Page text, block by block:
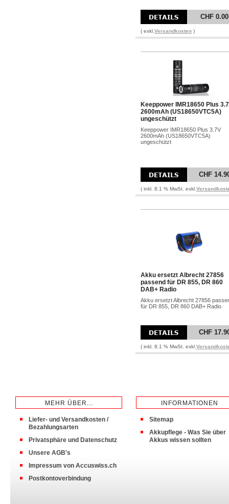
CHF 0.00
( exkl. Versandkosten )
Keeppower IMR18650 Plus
2600mAh (US18650VTC5A)
ungeschützt
Keeppower IMR18650 Plus 3.7V
2600mAh (US18650VTC5A)
ungeschützt
CHF
( inkl. 8.1 % MwSt. exkl.
Akku ersetzt Albrecht 27856
passend für DR 855, DR 860
DAB+ Radio
Akku ersetzt Albrecht 27856
für DR 855, DR 860 DAB+ Radio
CHF
( inkl. 8.1 % MwSt. exkl.
MEHR ÜBER...
Liefer- und Versandkosten /
Bezahlungsarten
Privatsphäre und Datenschutz
Unsere AGB's
Impressum von Accuswiss.ch
Postkontoverbindung
INFORMATIONEN
Sitemap
Akkupflege - Was Sie über
Akkus wissen sollten